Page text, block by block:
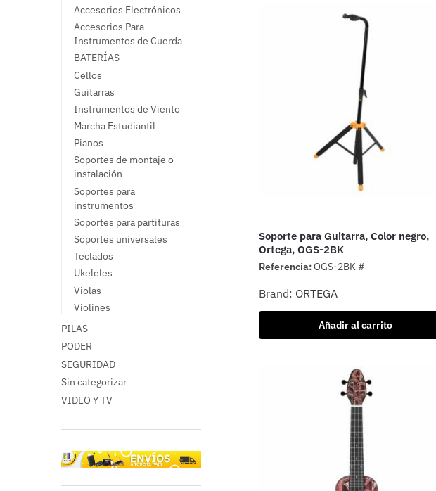
Soporte para Guitarra, Color negro,
Ortega, OGS-2BK
Referencia:OGS-2BK #
Brand: ORTEGA
Añadir al carrito
Accesorios Electrónicos
Accesorios Para
Instrumentos de Cuerda
BATERÍAS
Cellos
Guitarras
Instrumentos de Viento
Marcha Estudiantil
Pianos
Soportes de montaje o
instalación
Soportes para
instrumentos
Soportes para partituras
Soportes universales
Teclados
Ukeleles
Violas
Violines
PILAS
PODER
SEGURIDAD
Sin categorizar
VIDEO Y TV